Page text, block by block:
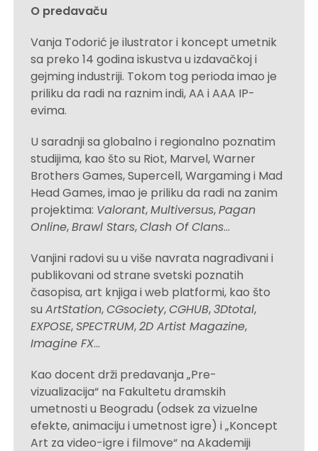
O predavaču
Vanja Todorić je ilustrator i koncept umetnik
sa preko 14 godina iskustva u izdavačkoj i
gejming industriji. Tokom tog perioda imao je
priliku da radi na raznim indi, AA i AAA IP-
evima.
U saradnji sa globalno i regionalno poznatim
studijima, kao što su Riot, Marvel, Warner
Brothers Games, Supercell, Wargaming i Mad
Head Games, imao je priliku da radi na zanim
projektima: Valorant,Multiversus,Pagan
Online,Brawl Stars,Clash Of Clans…
Vanjini radovi su u više navrata nagrađivani i
publikovani od strane svetski poznatih
časopisa, art knjiga i web platformi, kao što
suArtStation,CGsociety,CGHUB,3Dtotal,
EXPOSE,SPECTRUM,2D Artist Magazine,
Imagine FX…
Kao docent drži predavanja „Pre-
vizualizacija“ na Fakultetu dramskih
umetnosti u Beogradu (odsek za vizuelne
efekte, animaciju i umetnost igre) i „Koncept
Art za video-igre i filmove“ na Akademiji